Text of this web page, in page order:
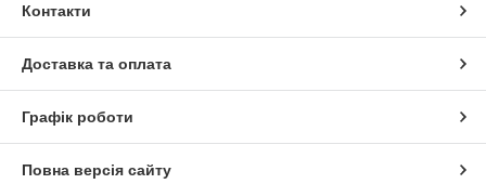
Контакти
Доставка та оплата
Графік роботи
Повна версія сайту